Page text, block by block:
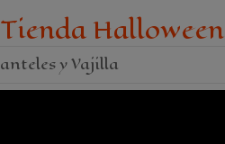
Tienda Halloween